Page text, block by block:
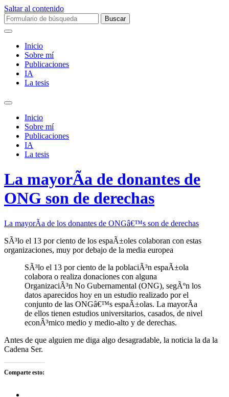
Saltar al contenido
Buscar:
Inicio
Sobre mí­
Publicaciones
IA
La tesis
Alternar
campo
búsqueda
Inicio
Sobre mí­
Publicaciones
IA
La tesis
La mayorÃ­a de donantes de
ONG son de derechas
La mayorÃ­a de los donantes de ONGâ€™s son de derechas
SÃ³lo el 13 por ciento de los espaÃ±oles colaboran con estas
organizaciones, muy por debajo de la media europea
SÃ³lo el 13 por ciento de la poblaciÃ³n espaÃ±ola
colabora o realiza donaciones con alguna
OrganizaciÃ³n No Gubernamental (ONG), segÃºn los
datos aparecidos hoy en un estudio realizado por el
conjunto de las ONGâ€™s espaÃ±olas. La mayorÃ­a
de ellos tienen estudios universitarios, casados, de nivel
econÃ³mico medio y medio-alto y de derechas.
Antes de que alguien me diga algo desagradable, la noticia la da la
Cadena Ser.
Comparte esto: